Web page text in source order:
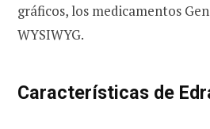
gráficos, los medicamentos
WYSIWYG.
Características de